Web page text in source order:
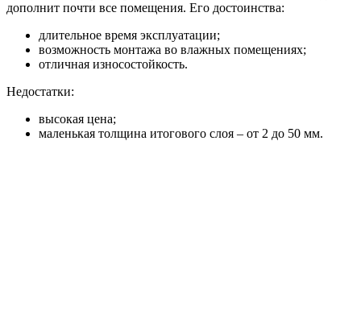
дополнит почти все помещения. Его достоинства:
длительное время эксплуатации;
возможность монтажа во влажных помещениях;
отличная износостойкость.
Недостатки:
высокая цена;
маленькая толщина итогового слоя – от 2 до 50 мм.